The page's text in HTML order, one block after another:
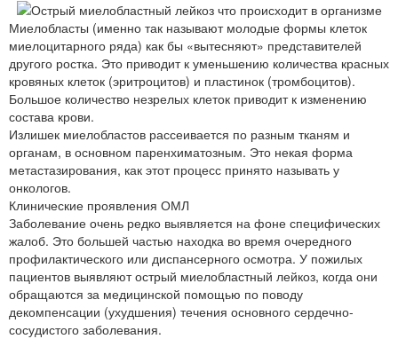
Миелобласты (именно так называют молодые формы клеток
миелоцитарного ряда) как бы «вытесняют» представителей
другого ростка. Это приводит к уменьшению количества красных
кровяных клеток (эритроцитов) и пластинок (тромбоцитов).
Большое количество незрелых клеток приводит к изменению
состава крови.
Излишек миелобластов рассеивается по разным тканям и
органам, в основном паренхиматозным. Это некая форма
метастазирования, как этот процесс принято называть у
онкологов.
Клинические проявления ОМЛ
Заболевание очень редко выявляется на фоне специфических
жалоб. Это большей частью находка во время очередного
профилактического или диспансерного осмотра. У пожилых
пациентов выявляют острый миелобластный лейкоз, когда они
обращаются за медицинской помощью по поводу
декомпенсации (ухудшения) течения основного сердечно-
сосудистого заболевания.